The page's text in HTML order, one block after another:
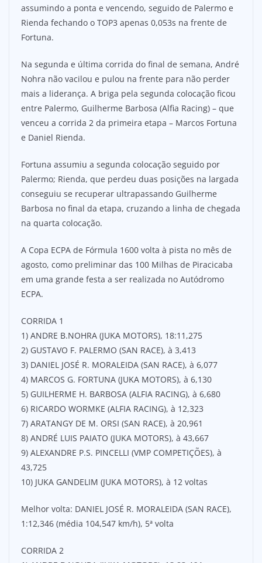
assumindo a ponta e vencendo, seguido de Palermo e
Rienda fechando o TOP3 apenas 0,053s na frente de
Fortuna.
Na segunda e última corrida do final de semana, André
Nohra não vacilou e pulou na frente para não perder
mais a liderança. A briga pela segunda colocação ficou
entre Palermo, Guilherme Barbosa (Alfia Racing) – que
venceu a corrida 2 da primeira etapa – Marcos Fortuna
e Daniel Rienda.
Fortuna assumiu a segunda colocação seguido por
Palermo; Rienda, que perdeu duas posições na largada
conseguiu se recuperar ultrapassando Guilherme
Barbosa no final da etapa, cruzando a linha de chegada
na quarta colocação.
A Copa ECPA de Fórmula 1600 volta à pista no mês de
agosto, como preliminar das 100 Milhas de Piracicaba
em uma grande festa a ser realizada no Autódromo
ECPA.
CORRIDA 1
1) ANDRE B.NOHRA (JUKA MOTORS), 18:11,275
2) GUSTAVO F. PALERMO (SAN RACE), à 3,413
3) DANIEL JOSÉ R. MORALEIDA (SAN RACE), à 6,077
4) MARCOS G. FORTUNA (JUKA MOTORS), à 6,130
5) GUILHERME H. BARBOSA (ALFIA RACING), à 6,680
6) RICARDO WORMKE (ALFIA RACING), à 12,323
7) ARATANGY DE M. ORSI (SAN RACE), à 20,961
8) ANDRÉ LUIS PAIATO (JUKA MOTORS), à 43,667
9) ALEXANDRE P.S. PINCELLI (VMP COMPETIÇÕES), à
43,725
10) JUKA GANDELIM (JUKA MOTORS), à 12 voltas
Melhor volta: DANIEL JOSÉ R. MORALEIDA (SAN RACE),
1:12,346 (média 104,547 km/h), 5ª volta
CORRIDA 2